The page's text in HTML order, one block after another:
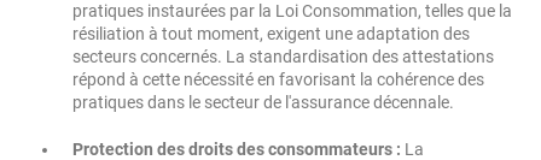
pratiques instaurées par la Loi Consommation, telles que la
résiliation à tout moment, exigent une adaptation des
secteurs concernés. La standardisation des attestations
répond à cette nécessité en favorisant la cohérence des
pratiques dans le secteur de l'assurance décennale.
Protection des droits des consommateurs : La